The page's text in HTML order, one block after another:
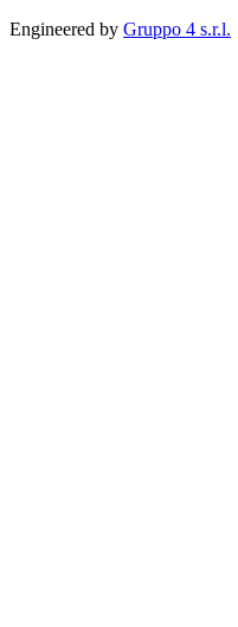
Engineered by Gruppo 4 s.r.l.